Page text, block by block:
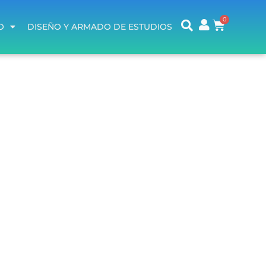
DISEÑO Y ARMADO DE ESTUDIOS
DISEÑO Y ARMADO DE ESTUDIOS